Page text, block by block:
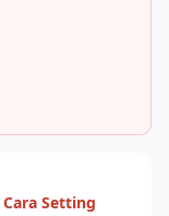
Cara Setting